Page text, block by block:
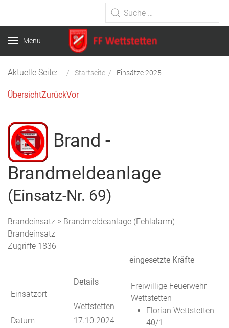
Type 2 or more characters for
results.
Menu
Aktuelle Seite: Startseite Einsätze 2025
ÜbersichtZurückVor
Brand -
Brandmeldeanlage
(Einsatz-Nr. 69)
Brandeinsatz > Brandmeldeanlage (Fehlalarm)
Brandeinsatz
Zugriffe 1836
Einsatzort
Details
Wettstetten
Datum
17.10.2024
eingesetzte Kräfte
Freiwillige Feuerwehr
Wettstetten
Florian Wettstetten
40/1